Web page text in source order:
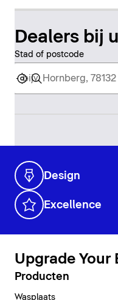
Dealers bij
Stad of postcode
Design
Excellence
Upgrade Your
Producten
Wasplaats